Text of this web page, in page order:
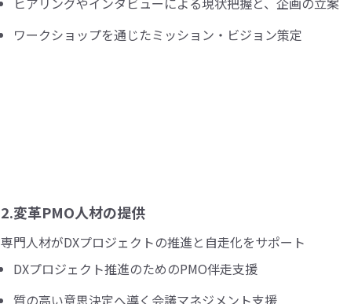
ワークショップを通じたミッション・ビジョン策定
2.変革PMO人材の提供
専門人材がDXプロジェクトの推進と自走化をサポート
DXプロジェクト推進のためのPMO伴走支援